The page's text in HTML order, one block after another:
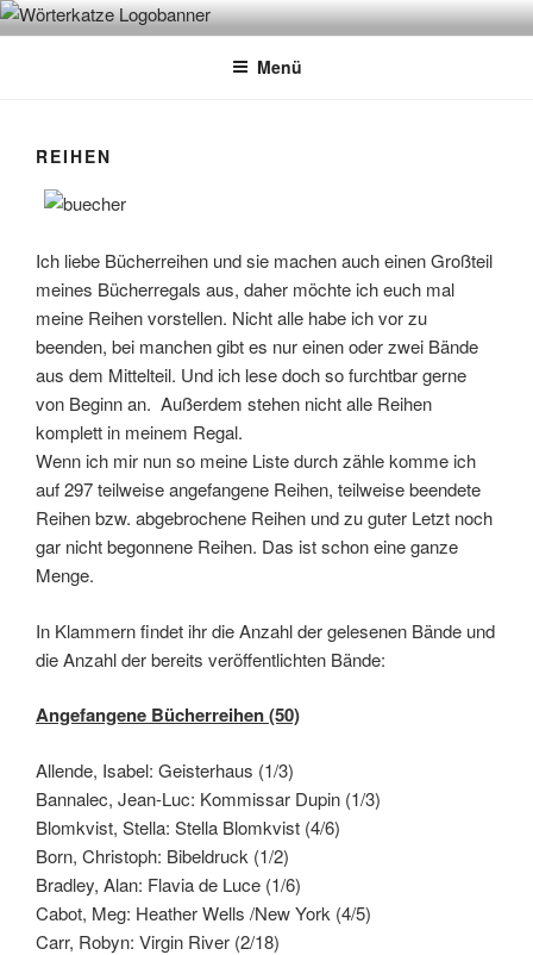
Zum
InhaltWÖRTERKATZE
Von Büchern erzählen
Menü
REIHEN
Ich liebe Bücherreihen und sie machen auch einen Großteil
meines Bücherregals aus, daher möchte ich euch mal
meine Reihen vorstellen. Nicht alle habe ich vor zu
beenden, bei manchen gibt es nur einen oder zwei Bände
aus dem Mittelteil. Und ich lese doch so furchtbar gerne
von Beginn an. Außerdem stehen nicht alle Reihen
komplett in meinem Regal.
Wenn ich mir nun so meine Liste durch zähle komme ich
auf 297 teilweise angefangene Reihen, teilweise beendete
Reihen bzw. abgebrochene Reihen und zu guter Letzt noch
gar nicht begonnene Reihen. Das ist schon eine ganze
Menge.
In Klammern findet ihr die Anzahl der gelesenen Bände und
die Anzahl der bereits veröffentlichten Bände:
Angefangene Bücherreihen (50)
Allende, Isabel: Geisterhaus (1/3)
Bannalec, Jean-Luc: Kommissar Dupin (1/3)
Blomkvist, Stella: Stella Blomkvist (4/6)
Born, Christoph: Bibeldruck (1/2)
Bradley, Alan: Flavia de Luce (1/6)
Cabot, Meg: Heather Wells /New York (4/5)
Carr, Robyn: Virgin River (2/18)